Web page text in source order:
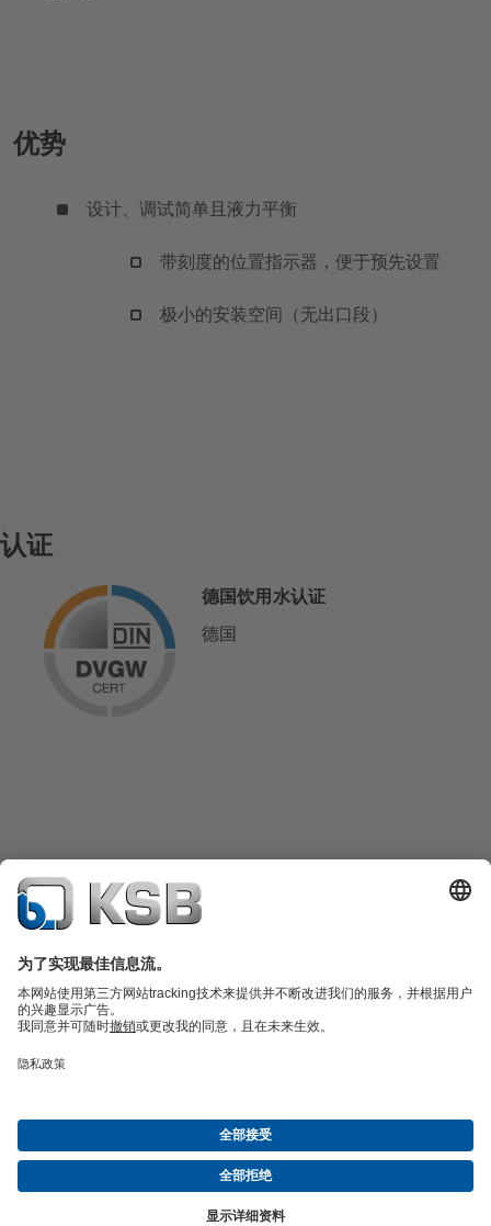
优势
设计、调试简单且液力平衡
带刻度的位置指示器，便于预先设置
极小的安装空间（无出口段）
认证
德国饮用水认证
德国
产品目录备件凯士比技术服务购物车软件与技术知识
建筑技术
新闻社交媒体